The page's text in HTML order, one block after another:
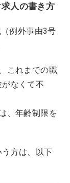
人の書き方
例外事由3号
これまでの職
なくて不
、年齢制限を
う方は、以下